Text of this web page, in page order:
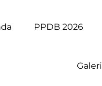
PPDB 2026
Galeri